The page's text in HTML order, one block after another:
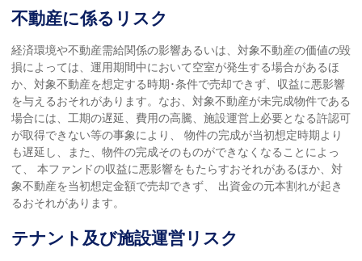
不動産に係るリスク
経済環境や不動産需給関係の影響あるいは、対象不動産の価値の毀
損によっては、運用期間中において空室が発生する場合があるほ
か、対象不動産を想定する時期･条件で売却できず、収益に悪影響
を与えるおそれがあります。なお、対象不動産が未完成物件である
場合には、工期の遅延、費用の高騰、施設運営上必要となる許認可
が取得できない等の事象により、 物件の完成が当初想定時期より
も遅延し、また、物件の完成そのものができなくなることによっ
て、 本ファンドの収益に悪影響をもたらすおそれがあるほか、対
象不動産を当初想定金額で売却できず、 出資金の元本割れが起き
るおそれがあります。
テナント及び施設運営リスク